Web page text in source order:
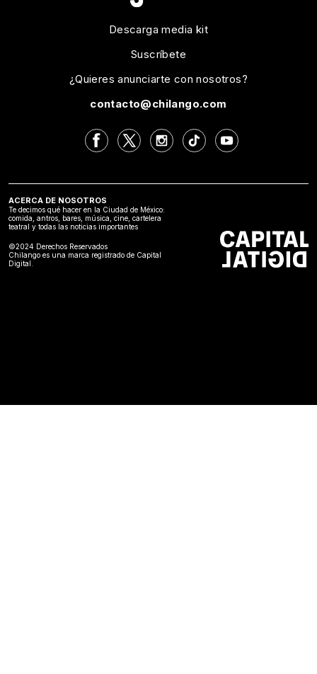
Descarga media kit
Suscríbete
¿Quieres anunciarte con nosotros?
contacto@chilango.com
ACERCA DE NOSOTROS
Te decimos qué hacer en la Ciudad de México:
comida, antros, bares, música, cine, cartelera
teatral y todas las noticias importantes
©2024 Derechos Reservados
Chilango es una marca registrado de Capital
Digital.